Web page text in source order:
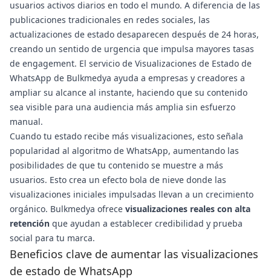
usuarios activos diarios en todo el mundo. A diferencia de las
publicaciones tradicionales en redes sociales, las
actualizaciones de estado desaparecen después de 24 horas,
creando un sentido de urgencia que impulsa mayores tasas
de engagement. El servicio de Visualizaciones de Estado de
WhatsApp de Bulkmedya ayuda a empresas y creadores a
ampliar su alcance al instante, haciendo que su contenido
sea visible para una audiencia más amplia sin esfuerzo
manual.
Cuando tu estado recibe más visualizaciones, esto señala
popularidad al algoritmo de WhatsApp, aumentando las
posibilidades de que tu contenido se muestre a más
usuarios. Esto crea un efecto bola de nieve donde las
visualizaciones iniciales impulsadas llevan a un crecimiento
orgánico. Bulkmedya ofrece visualizaciones reales con alta
retención que ayudan a establecer credibilidad y prueba
social para tu marca.
Beneficios clave de aumentar las visualizaciones
de estado de WhatsApp